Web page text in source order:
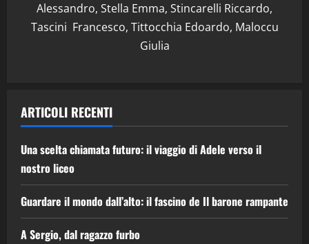
Alessandro, Stella Emma, Stincarelli Riccardo,
Tascini Francesco, Tittocchia Edoardo, Maloccu
Giulia
ARTICOLI RECENTI
Una scelta chiamata futuro: il viaggio di Adele verso il
nostro liceo
Guardare il mondo dall’alto: il fascino de Il barone rampante
A Sergio, dal ragazzo furbo